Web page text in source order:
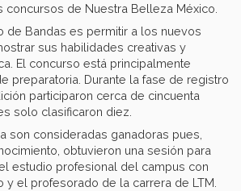
de Nuestra Belleza México.
de Bandas es permitir a los nuevos
sus habilidades creativas y
El concurso está principalmente
preparatoria. Durante la fase de registro
participaron cerca de cincuenta
solo clasificaron diez.
son consideradas ganadoras pues,
obtuvieron una sesión para
estudio profesional del campus con
y el profesorado de la carrera de LTM.